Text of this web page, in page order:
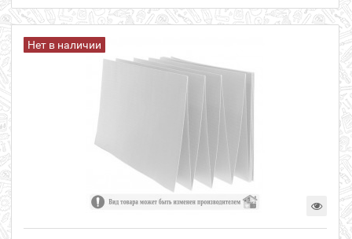
Нет в наличии